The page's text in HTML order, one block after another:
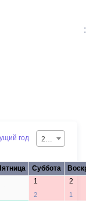
:
год 2026
Суббота
1
2
2
1